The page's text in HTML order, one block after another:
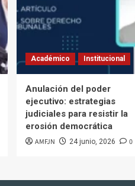
Académico Institucional
Anulación del poder
ejecutivo: estrategias
judiciales para resistir la
erosión democrática
AMFJN 24 junio, 2026 0